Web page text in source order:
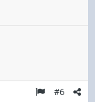
#6